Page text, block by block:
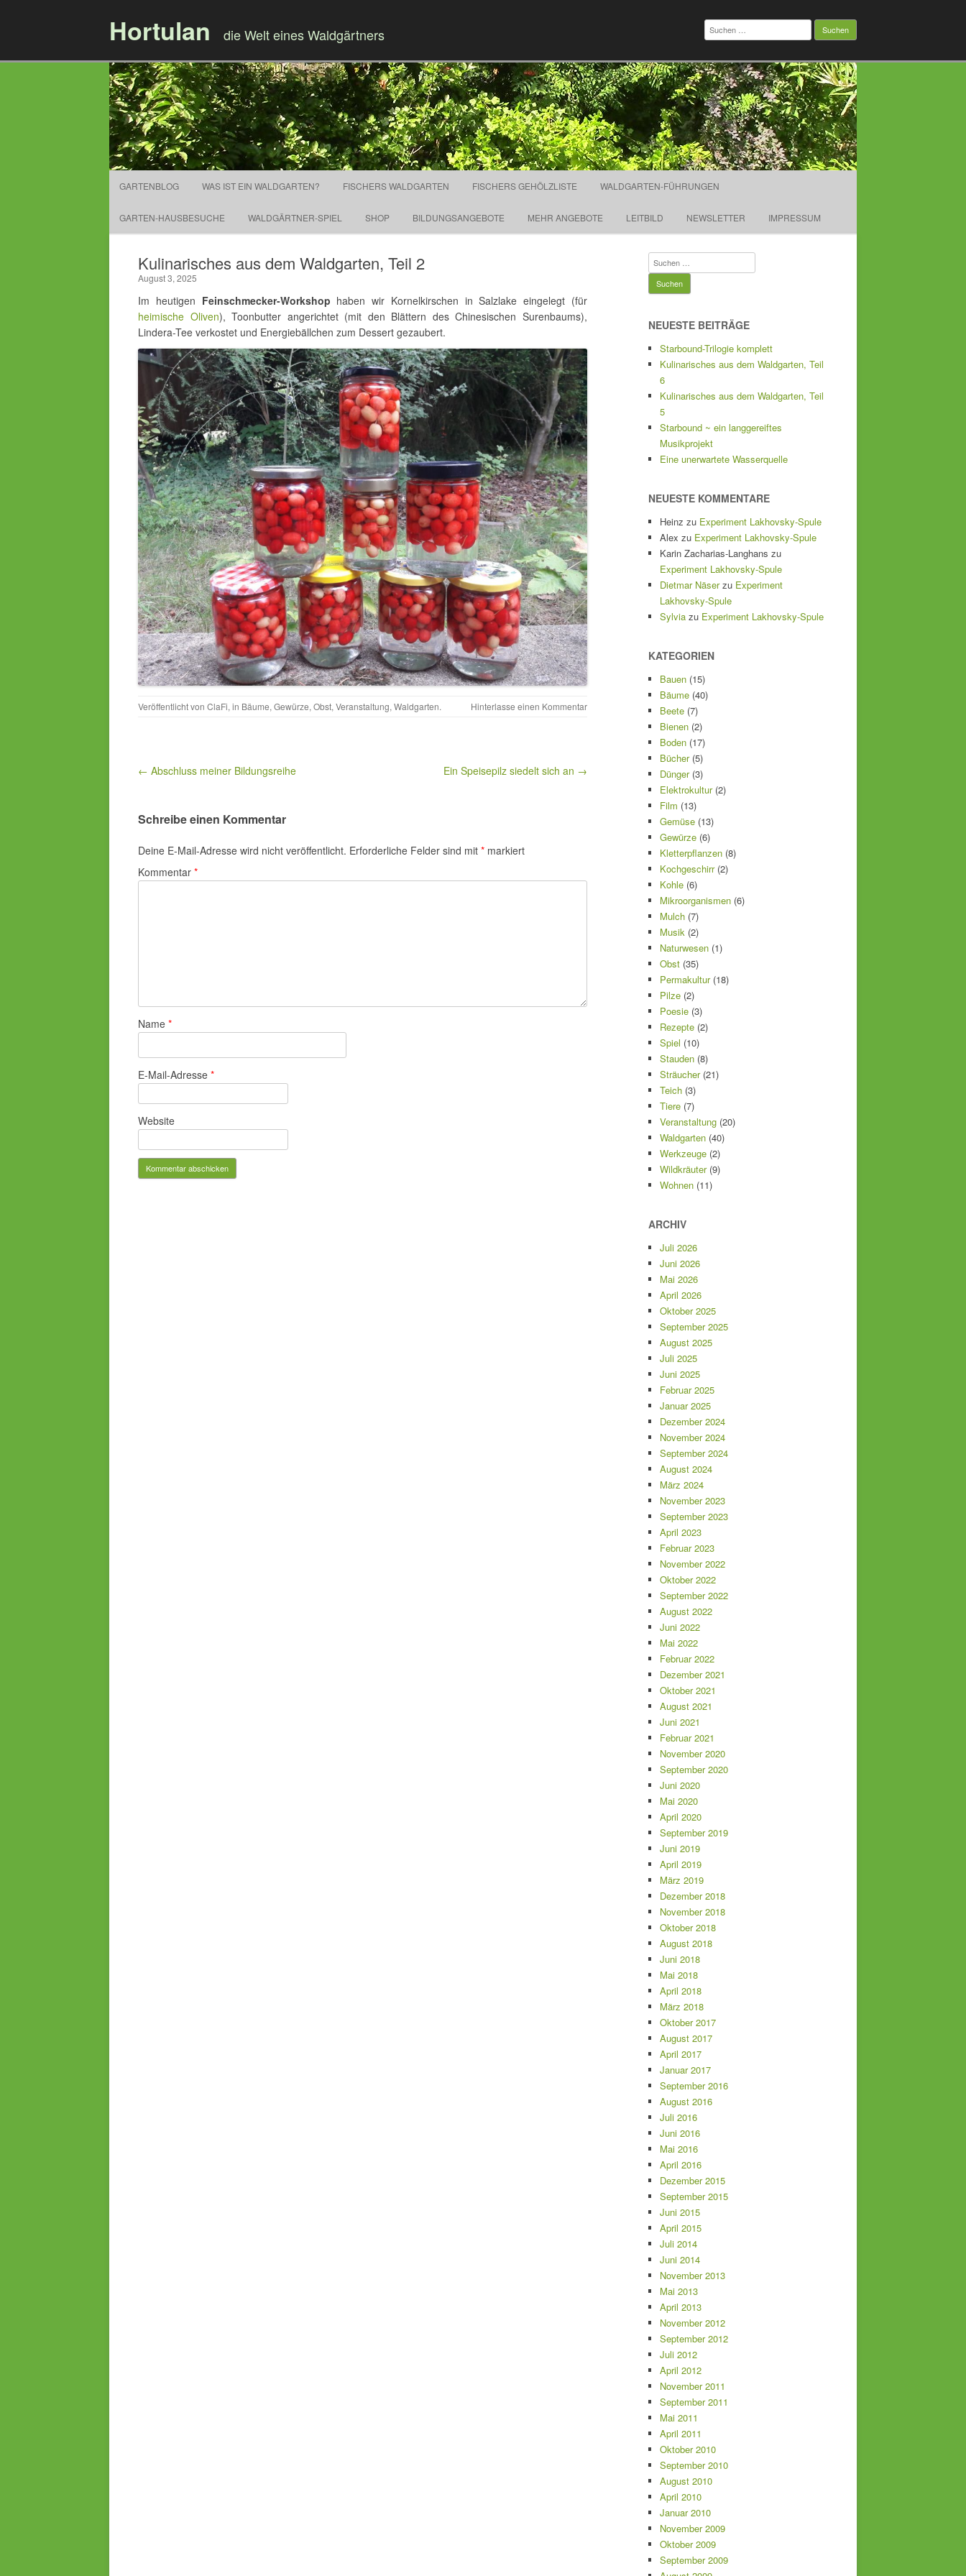
Hortulan die Welt eines Waldgärtners
Suchen
nach:
GARTENBLOG WAS IST EIN WALDGARTEN? FISCHERS WALDGARTEN FISCHERS GEHÖLZLISTE WALDGARTEN-FÜHRUNGEN
GARTEN-HAUSBESUCHE WALDGÄRTNER-SPIEL SHOP BILDUNGSANGEBOTE MEHR ANGEBOTE LEITBILD NEWSLETTER IMPRESSUM
Kulinarisches aus dem Waldgarten, Teil 2
August 3, 2025
Im heutigen Feinschmecker-Workshop haben wir Kornelkirschen in Salzlake eingelegt (für
heimische Oliven), Toonbutter angerichtet (mit den Blättern des Chinesischen Surenbaums),
Lindera-Tee verkostet und Energiebällchen zum Dessert gezaubert.
Veröffentlicht von ClaFi, in Bäume, Gewürze, Obst, Veranstaltung, Waldgarten. Hinterlasse einen Kommentar
Beitragsnavigation
← Abschluss meiner Bildungsreihe Ein Speisepilz siedelt sich an →
Schreibe einen Kommentar
Deine E-Mail-Adresse wird nicht veröffentlicht. Erforderliche Felder sind mit * markiert
Kommentar *
Name *
E-Mail-Adresse *
Website
Suchen
nach:
NEUESTE BEITRÄGE
Starbound-Trilogie komplett
Kulinarisches aus dem Waldgarten, Teil
6
Kulinarisches aus dem Waldgarten, Teil
5
Starbound ~ ein langgereiftes
Musikprojekt
Eine unerwartete Wasserquelle
NEUESTE KOMMENTARE
Heinz zu Experiment Lakhovsky-Spule
Alex zu Experiment Lakhovsky-Spule
Karin Zacharias-Langhans zu
Experiment Lakhovsky-Spule
Dietmar Näserzu Experiment
Lakhovsky-Spule
Sylvia zu Experiment Lakhovsky-Spule
KATEGORIEN
Bauen (15)
Bäume (40)
Beete (7)
Bienen (2)
Boden (17)
Bücher(5)
Dünger(3)
Elektrokultur(2)
Film (13)
Gemüse (13)
Gewürze (6)
Kletterpflanzen (8)
Kochgeschirr(2)
Kohle (6)
Mikroorganismen (6)
Mulch (7)
Musik (2)
Naturwesen (1)
Obst (35)
Permakultur(18)
Pilze (2)
Poesie (3)
Rezepte (2)
Spiel (10)
Stauden (8)
Sträucher(21)
Teich (3)
Tiere (7)
Veranstaltung (20)
Waldgarten (40)
Werkzeuge (2)
Wildkräuter(9)
Wohnen (11)
ARCHIV
Juli 2026
Juni 2026
Mai 2026
April 2026
Oktober 2025
September 2025
August 2025
Juli 2025
Juni 2025
Februar 2025
Januar 2025
Dezember 2024
November 2024
September 2024
August 2024
März 2024
November 2023
September 2023
April 2023
Februar 2023
November 2022
Oktober 2022
September 2022
August 2022
Juni 2022
Mai 2022
Februar 2022
Dezember 2021
Oktober 2021
August 2021
Juni 2021
Februar 2021
November 2020
September 2020
Juni 2020
Mai 2020
April 2020
September 2019
Juni 2019
April 2019
März 2019
Dezember 2018
November 2018
Oktober 2018
August 2018
Juni 2018
Mai 2018
April 2018
März 2018
Oktober 2017
August 2017
April 2017
Januar 2017
September 2016
August 2016
Juli 2016
Juni 2016
Mai 2016
April 2016
Dezember 2015
September 2015
Juni 2015
April 2015
Juli 2014
Juni 2014
November 2013
Mai 2013
April 2013
November 2012
September 2012
Juli 2012
April 2012
November 2011
September 2011
Mai 2011
April 2011
Oktober 2010
September 2010
August 2010
April 2010
Januar 2010
November 2009
Oktober 2009
September 2009